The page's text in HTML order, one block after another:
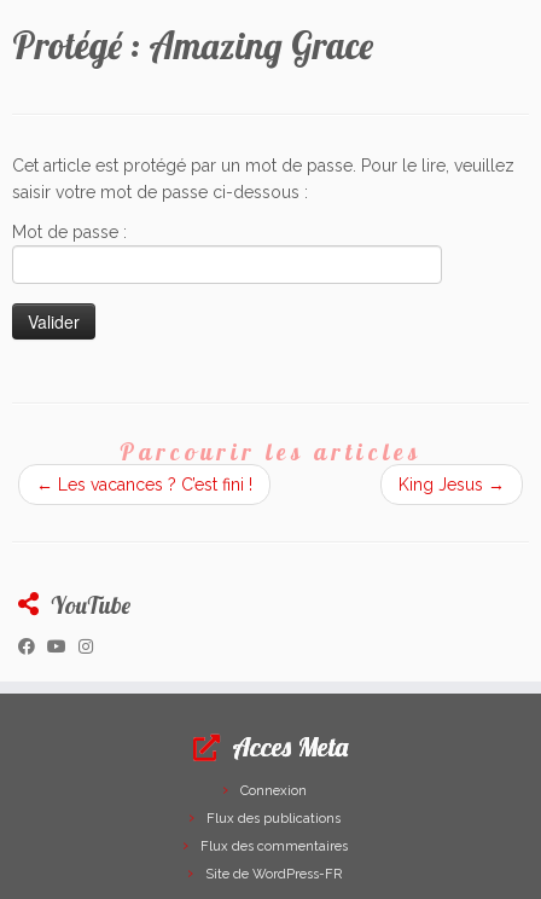
Protégé : Amazing Grace
Cet article est protégé par un mot de passe. Pour le lire, veuillez
saisir votre mot de passe ci-dessous :
Mot de passe :
Parcourir les articles
← Les vacances ? C’est fini ! King Jesus →
YouTube
Acces Meta
Connexion
Flux des publications
Flux des commentaires
Site de WordPress-FR